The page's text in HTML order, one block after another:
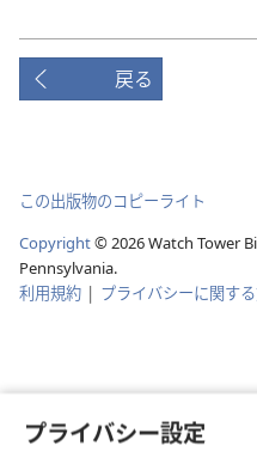
プライバシー設定
戻る
この出版物のコピーライト
Copyright© 2026Watch Tower
Pennsylvania.
利用規約 | プライバシーに関す